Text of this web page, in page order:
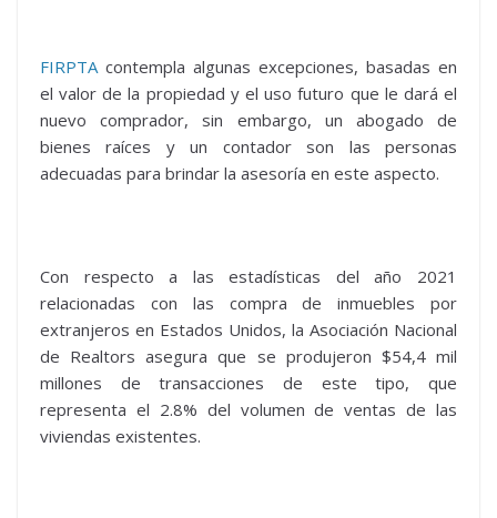
FIRPTAcontempla algunas excepciones, basadas en
el valor de la propiedad y el uso futuro que le dará el
nuevo comprador, sin embargo, un abogado de
bienes raíces y un contador son las personas
adecuadas para brindar la asesoría en este aspecto.
Con respecto a las estadísticas del año 2021
relacionadas con las compra de inmuebles por
extranjeros en Estados Unidos, la Asociación Nacional
de Realtors asegura que se produjeron $54,4 mil
millones de transacciones de este tipo, que
representa el 2.8% del volumen de ventas de las
viviendas existentes.